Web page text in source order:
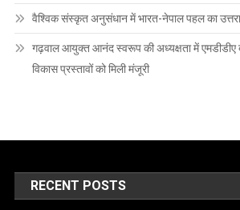
वैश्विक संस्कृत अनुसंधान में भारत-नेपाल पहल का
गढ़वाल आयुक्त आनंद स्वरूप की अध्यक्षता में एमडीडीए
विकास प्रस्तावों को मिली मंजूरी
RECENT POSTS